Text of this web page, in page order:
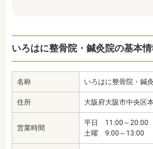
いろはに整骨院・鍼灸院の基本
名称 いろはに整骨院・鍼
住所 大阪府大阪市中央区
営業時間
平日 11:00～20:00
土曜 9:00～13:00